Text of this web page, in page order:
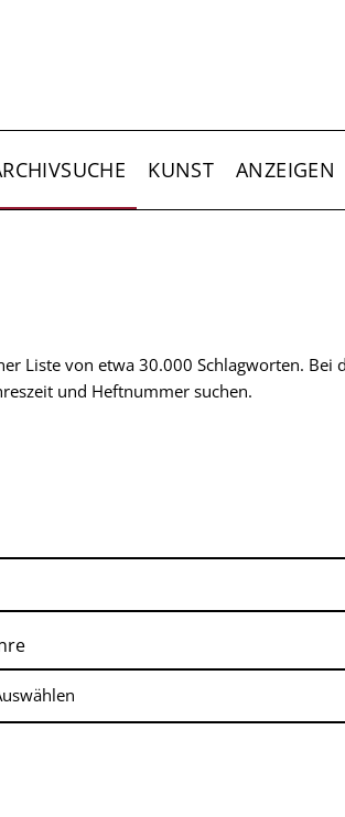
KUNST ANZEIGEN
Liste von etwa 30.000 Schlagworten. Bei
und Heftnummer suchen.